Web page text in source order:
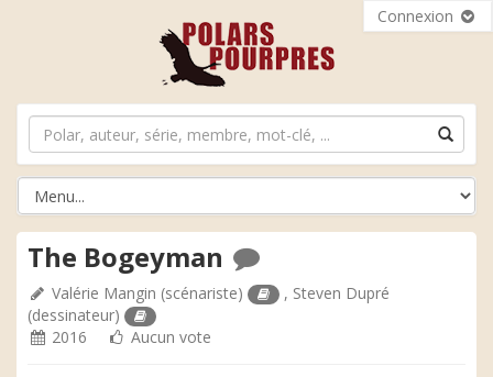
Connexion
The Bogeyman
Valérie Mangin (scénariste) , Steven Dupré
(dessinateur)
2016
Aucun vote